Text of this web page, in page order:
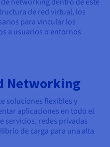
de red virtual, los
para vincular los
a usuarios o entornos
Networking
soluciones flexibles y
aplicaciones en todo el
servicios, redes privadas
de carga para una alta